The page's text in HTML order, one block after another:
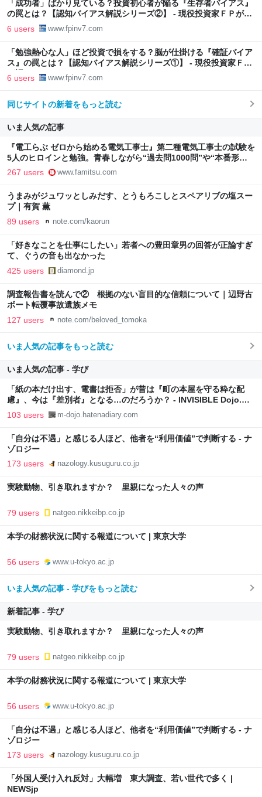
「成功者」ばかり見ている？投資初心者が陥る『生存者バイアス』
の罠とは？【認知バイアス解説シリーズ②】 - 現役投資家ＦＰが語
る
6 users www.fpinv7.com
「勉強熱心な人」ほど投資で損をする？脳が仕掛ける『確証バイア
ス』の罠とは？【認知バイアス解説シリーズ①】 - 現役投資家ＦＰ
が語る
6 users www.fpinv7.com
同じサイトの新着をもっと読む
いま人気の記事
『電工らぶ ゼロから始める電気工事士』第二種電気工事士の試験を
5人のヒロインと勉強。青春しながら“過去問1000問”や“本番形式
CBT模擬試験”で本格的に学べるノベルゲーム | ゲーム・エンタメ
最新情報のファミ通.com
267 users www.famitsu.com
うまみがジュワッとしみだす、とうもろこしとスペアリブの塩スー
プ｜有賀 薫
89 users note.com/kaorun
「好きなことを仕事にしたい」若者への豊田章男の回答が正論すぎ
て、ぐうの音も出なかった
425 users diamond.jp
調査報告書を読んで② 根拠のない盲目的な信頼について｜辺野古
ボート転覆事故遺族メモ
127 users note.com/beloved_tomoka
いま人気の記事をもっと読む
いま人気の記事 - 学び
「紙の本だけ出す、電書は拒否」が昔は『町の本屋を守る粋な配
慮』、今は『差別者』となる…のだろうか？ - INVISIBLE Dojo.
ーQUIET & COLORFUL PLACE-
103 users m-dojo.hatenadiary.com
「自分は不遇」と感じる人ほど、他者を“利用価値”で判断する - ナ
ゾロジー
173 users nazology.kusuguru.co.jp
実験動物、引き取れますか？ 里親になった人々の声
79 users natgeo.nikkeibp.co.jp
本学の財務状況に関する報道について | 東京大学
56 users www.u-tokyo.ac.jp
いま人気の記事 - 学びをもっと読む
新着記事 - 学び
実験動物、引き取れますか？ 里親になった人々の声
79 users natgeo.nikkeibp.co.jp
本学の財務状況に関する報道について | 東京大学
56 users www.u-tokyo.ac.jp
「自分は不遇」と感じる人ほど、他者を“利用価値”で判断する - ナ
ゾロジー
173 users nazology.kusuguru.co.jp
「外国人受け入れ反対」大幅増 東大調査、若い世代で多く |
NEWSjp